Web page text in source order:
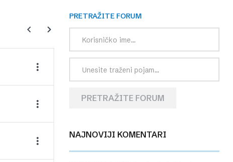
PRETRAŽITE FORUM
PRETRAŽITE FORUM
NAJNOVIJI KOMENTARI